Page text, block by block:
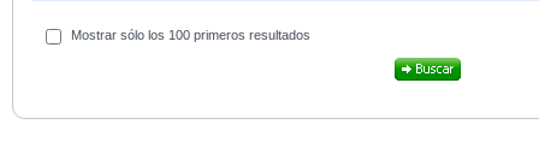
Mostrar sólo los 100 primeros resultados